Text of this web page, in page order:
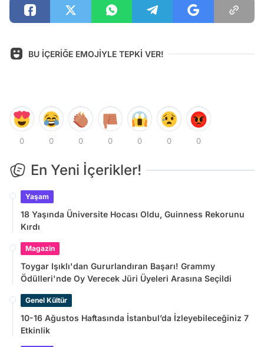
BU İÇERİĞE EMOJİYLE TEPKİ VER!
0 0 0 0 0 0 0
En Yeni İçerikler!
Yaşam
18 Yaşında Üniversite Hocası Oldu, Guinness Rekorunu
Kırdı
Magazin
Toygar Işıklı'dan Gururlandıran Başarı! Grammy
Ödülleri'nde Oy Verecek Jüri Üyeleri Arasına Seçildi
Genel Kültür
10-16 Ağustos Haftasında İstanbul’da İzleyebileceğiniz 7
Etkinlik